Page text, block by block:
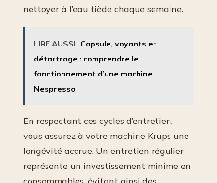
nettoyer à l’eau tiède chaque semaine.
LIRE AUSSI Capsule, voyants et
détartrage : comprendre le
fonctionnement d’une machine
Nespresso
En respectant ces cycles d’entretien,
vous assurez à votre machine Krups une
longévité accrue. Un entretien régulier
représente un investissement minime en